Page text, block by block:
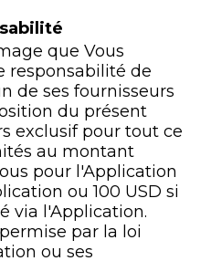
que Vous
responsabilité de
de ses fournisseurs
du présent
exclusif pour tout ce
au montant
pour l'Application
ou 100 USD si
via l'Application.
par la loi
ou ses